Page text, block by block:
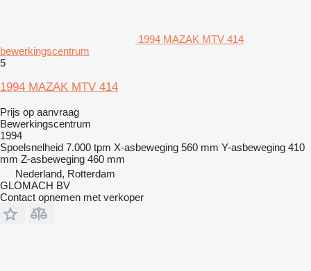
1994 MAZAK MTV 414
bewerkingscentrum
5
1994 MAZAK MTV 414
Prijs op aanvraag
Bewerkingscentrum
1994
Spoelsnelheid 7.000 tpm X-asbeweging 560 mm Y-asbeweging 410
mm Z-asbeweging 460 mm
Nederland, Rotterdam
GLOMACH BV
Contact opnemen met verkoper